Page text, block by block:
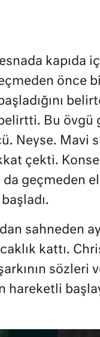
önce
Bu
Neyse. Mavi
çekti.
da geçmeden
sahneden
kattı.
hareketli